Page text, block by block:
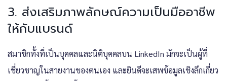
3. ส่งเสริมภาพลักษณ์ความเป็นมืออาชีพ
ให้กับแบรนด์
สมาชิกทั้งที่เป็นบุคคลและนิติบุคคลบน LinkedIn มักจะเป็นผู้ที่
เชี่ยวชาญในสายงานของตนเอง และยินดีจะเสพข้อมูลเชิงลึกเกี่ยว